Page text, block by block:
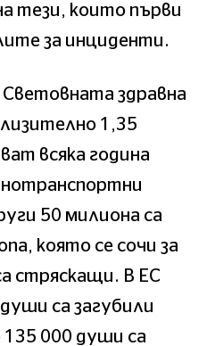
тези, които първи
за инциденти.
здравна
1,35
всяка година
50 милиона са
която се сочи за
стряскащи. В ЕС
са загубили
000 души са